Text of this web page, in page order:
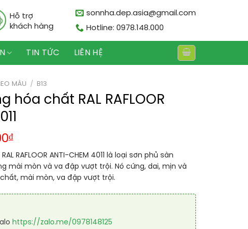
Hỗ trợ
khách hàng
sonnha.dep.asia@gmail.com
Hotline: 0978.148.000
TIN TỨC LIÊN HỆ
MÀU / B13
hóa chất RAL RAFLOOR
₫
RAFLOOR ANTI-CHEM 4011 là loại sơn phủ sàn
mài mòn và va đập vượt trội. Nó cứng, dai, mịn và
mài mòn, va đập vượt trội.
https://zalo.me/0978148125